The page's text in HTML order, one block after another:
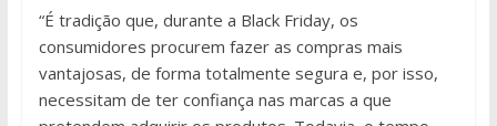
“É tradição que, durante a Black Friday, os
consumidores procurem fazer as compras mais
vantajosas, de forma totalmente segura e, por isso,
necessitam de ter confiança nas marcas a que